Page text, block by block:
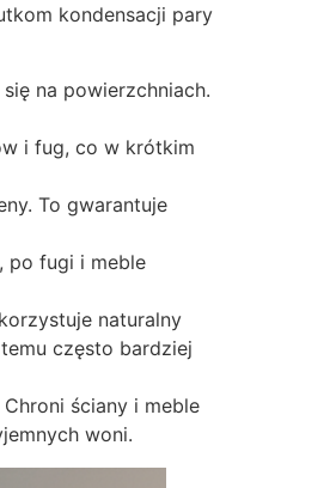
kondensacji pary
na powierzchniach.
i fug, co w krótkim
To gwarantuje
po fugi i meble
naturalny
często bardziej
ściany i meble
woni.